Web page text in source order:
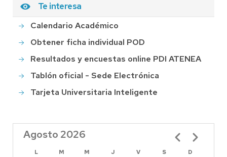
Te interesa
Calendario Académico
Obtener ficha individual POD
Resultados y encuestas online PDI ATENEA
Tablón oficial - Sede Electrónica
Tarjeta Universitaria Inteligente
Agosto 2026
L M M J V S
D
Paginación